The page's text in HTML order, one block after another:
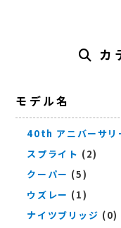
カ
モデル名
40th アニバーサリ
スプライト (2)
クーパー (5)
ウズレー (1)
ナイツブリッジ (0)